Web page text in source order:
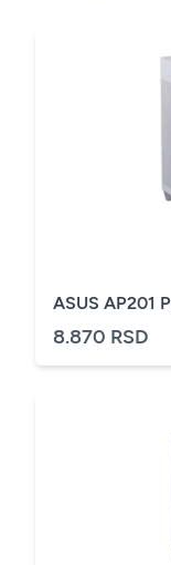
ASUS AP201
8.870 RSD